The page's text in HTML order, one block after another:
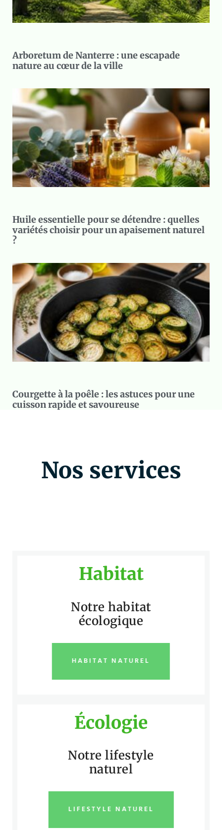
Arboretum de Nanterre : une escapade
nature au cœur de la ville
Huile essentielle pour se détendre : quelles
variétés choisir pour un apaisement naturel
?
Courgette à la poêle : les astuces pour une
cuisson rapide et savoureuse
Nos services
Habitat
Notre habitat
écologique
HABITAT NATUREL
Écologie
Notre lifestyle
naturel
LIFESTYLE NATUREL